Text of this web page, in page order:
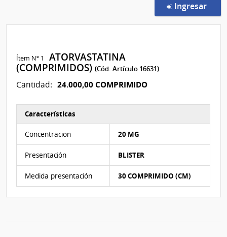
Ingresar
Ítem Nº 1
ATORVASTATINA
(COMPRIMIDOS)(Cód. Artículo 16631)
Cantidad: 24.000,00 COMPRIMIDO
Características
Concentracion 20 MG
Presentación BLISTER
Medida presentación 30 COMPRIMIDO (CM)